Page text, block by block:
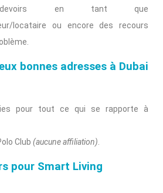
en tant que
locataire ou encore des recours
bonnes adresses à Dubai
pour tout ce qui se rapporte à
Club (aucune affiliation)
pour Smart Living